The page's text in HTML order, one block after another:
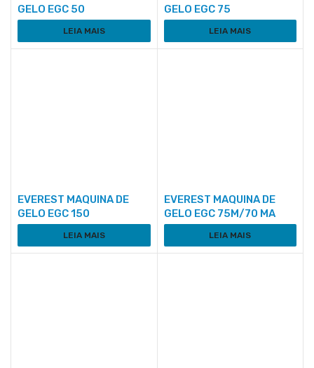
GELO EGC 50
LEIA MAIS
GELO EGC 75
LEIA MAIS
EVEREST MAQUINA DE
GELO EGC 150
LEIA MAIS
EVEREST MAQUINA DE
GELO EGC 75M/70 MA
LEIA MAIS